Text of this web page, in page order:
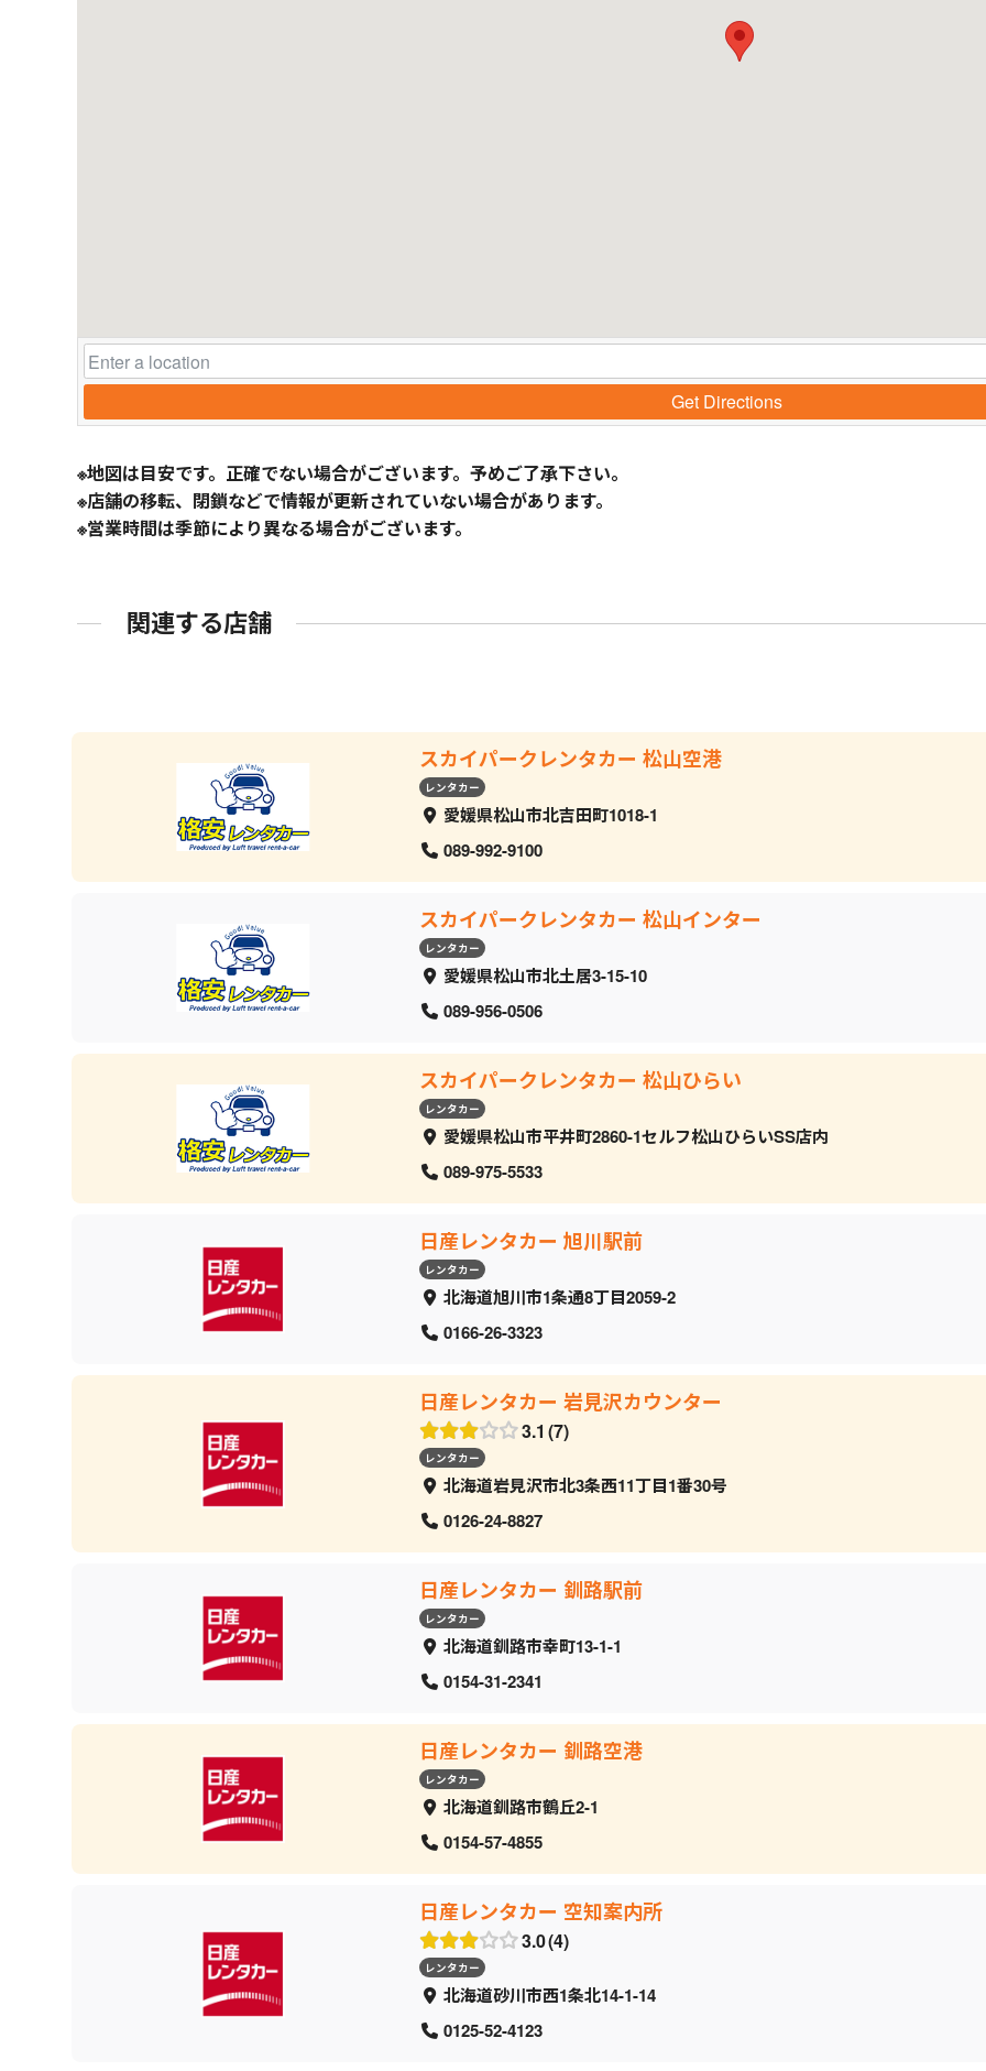
Get Directions
※地図は目安です。正確でない場合がございます。予めご了承下さい。
※店舗の移転、閉鎖などで情報が更新されていない場合があります。
※営業時間は季節により異なる場合がございます。
関連する店舗
スカイパークレンタカー 松山空港
レンタカー
愛媛県松山市北吉田町1018-1
089-992-9100
スカイパークレンタカー 松山インター
レンタカー
愛媛県松山市北土居3-15-10
089-956-0506
スカイパークレンタカー 松山ひらい
レンタカー
愛媛県松山市平井町2860-1セルフ松山ひらいSS店内
089-975-5533
日産レンタカー 旭川駅前
レンタカー
北海道旭川市1条通8丁目2059‐2
0166-26-3323
日産レンタカー 岩見沢カウンター
3.1 7
レンタカー
北海道岩見沢市北3条西11丁目1番30号
0126-24-8827
日産レンタカー 釧路駅前
レンタカー
北海道釧路市幸町13-1-1
0154-31-2341
日産レンタカー 釧路空港
レンタカー
北海道釧路市鶴丘2-1
0154-57-4855
日産レンタカー 空知案内所
3.0 4
レンタカー
北海道砂川市西1条北14-1-14
0125-52-4123